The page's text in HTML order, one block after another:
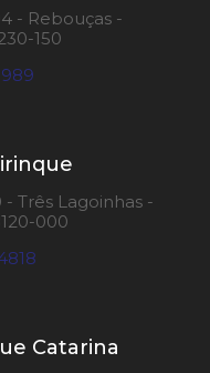
- Rebouças -
150
- Três Lagoinhas -
000
Catarina